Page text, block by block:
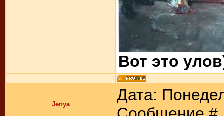
Вот это
Jenya
Дата: